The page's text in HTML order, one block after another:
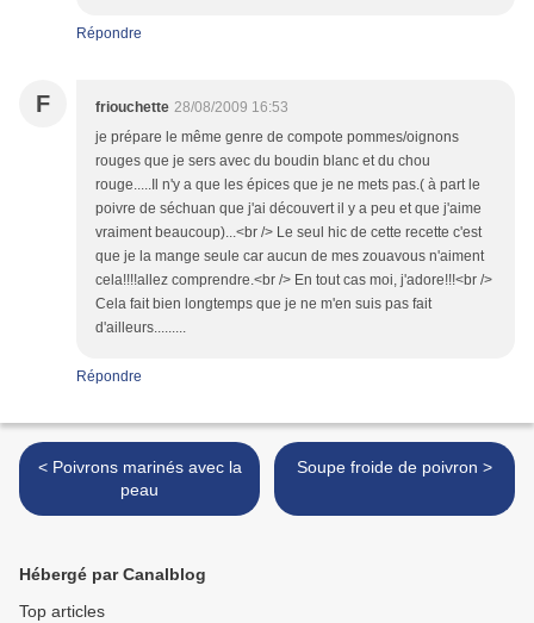
Répondre
F friouchette 28/08/2009 16:53
je prépare le même genre de compote pommes/oignons
rouges que je sers avec du boudin blanc et du chou
rouge.....Il n'y a que les épices que je ne mets pas.( à part le
poivre de séchuan que j'ai découvert il y a peu et que j'aime
vraiment beaucoup)...<br /> Le seul hic de cette recette c'est
que je la mange seule car aucun de mes zouavous n'aiment
cela!!!!allez comprendre.<br /> En tout cas moi, j'adore!!!<br />
Cela fait bien longtemps que je ne m'en suis pas fait
d'ailleurs.........
Répondre
< Poivrons marinés avec la
peau
Soupe froide de poivron >
Hébergé par Canalblog
Top articles